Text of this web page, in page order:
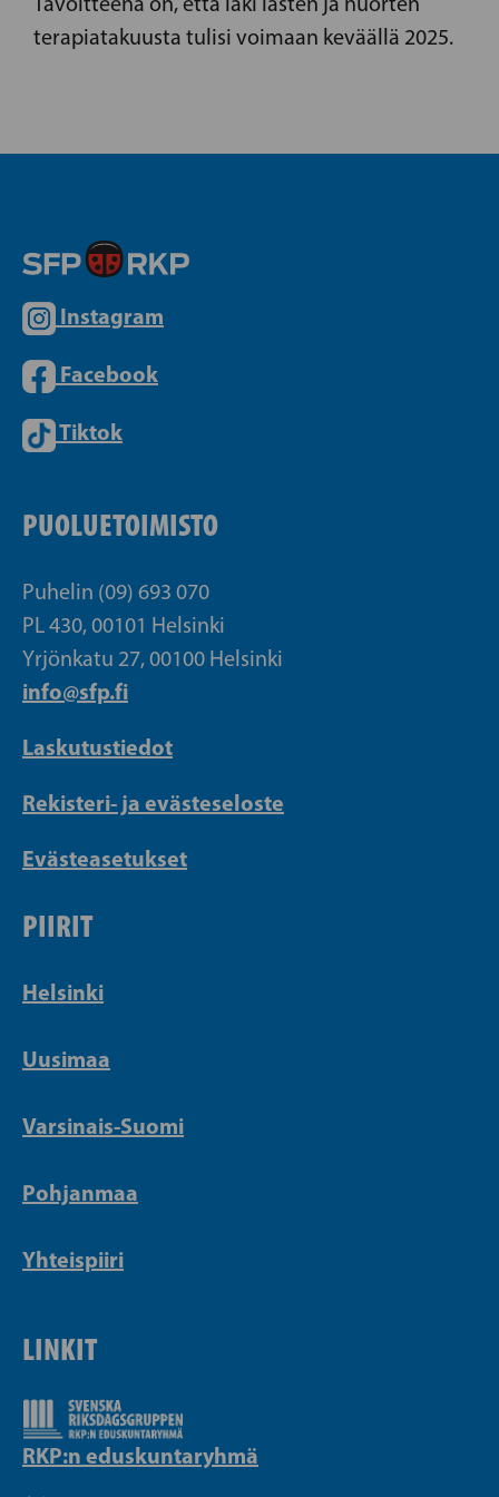
terapiatakuusta tulisi voimaan keväällä 2025.
Instagram
Facebook
Tiktok
PUOLUETOIMISTO
Puhelin (09) 693 070
PL 430, 00101 Helsinki
Yrjönkatu 27, 00100 Helsinki
info@sfp.fi
Laskutustiedot
Rekisteri- ja evästeseloste
Evästeasetukset
PIIRIT
Helsinki
Uusimaa
Varsinais-Suomi
Pohjanmaa
Yhteispiiri
LINKIT
RKP:n eduskuntaryhmä